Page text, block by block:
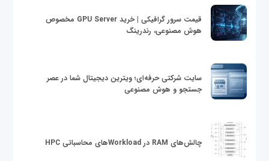
قیمت سرور گرافیکی | خرید GPU Server مخصوص
هوش مصنوعی، رندرینگ
سایت شرکتی حرفه‌ای؛ ویترین دیجیتال شما در عصر
جستجو و هوش مصنوعی
چالش‌های RAM در Workloadهای محاسباتی HPC